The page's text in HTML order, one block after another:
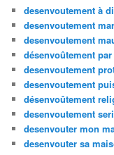
desenvoutement à
desenvoutement
desenvoutement
désenvoûtement
desenvoutement
desenvoutement
désenvoûtement
desenvoutement
desenvouter mon
desenvouter sa